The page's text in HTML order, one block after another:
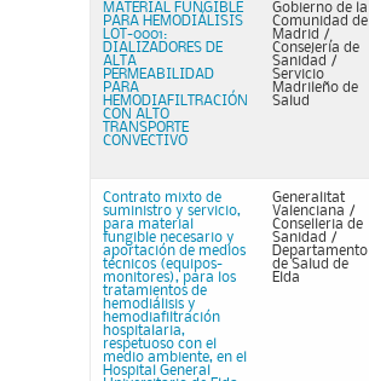
MATERIAL FUNGIBLE
PARA HEMODIÁLISIS
LOT-0001:
DIALIZADORES DE
ALTA
PERMEABILIDAD
PARA
HEMODIAFILTRACIÓN
CON ALTO
TRANSPORTE
CONVECTIVO
Gobierno de la
Comunidad de
Madrid /
Consejería de
Sanidad /
Servicio
Madrileño de
Salud
Contrato mixto de
suministro y servicio,
para material
fungible necesario y
aportación de medios
técnicos (equipos-
monitores), para los
tratamientos de
hemodiálisis y
hemodiafiltración
hospitalaria,
respetuoso con el
medio ambiente, en el
Hospital General
Generalitat
Valenciana /
Conselleria de
Sanidad /
Departamento
de Salud de
Elda